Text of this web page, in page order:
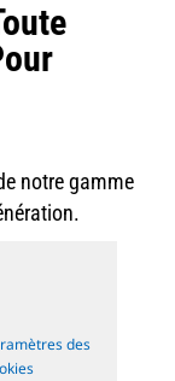
notre gamme
des